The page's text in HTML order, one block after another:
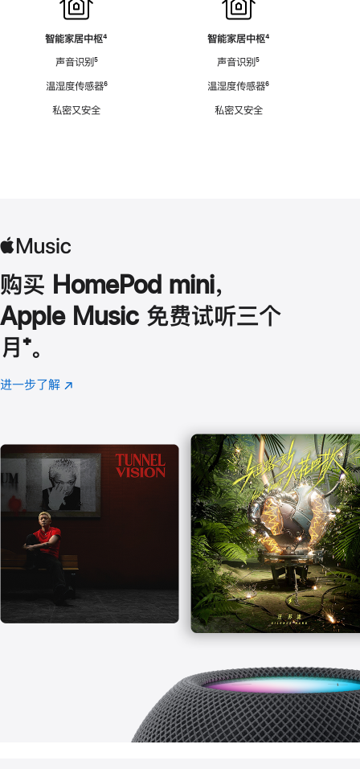
智能家居中枢脚
⁴
声音识别脚
⁵
温湿度传感器脚
⁶
私密又安全
智能家居中枢脚
⁴
声音识别脚
⁵
温湿度传感器脚
⁶
私密又安全
购买 HomePod mini，
Apple Music 免费试听三个
月 脚
注
⁺。
进一步了解 Apple
(在
口
中
打
开)